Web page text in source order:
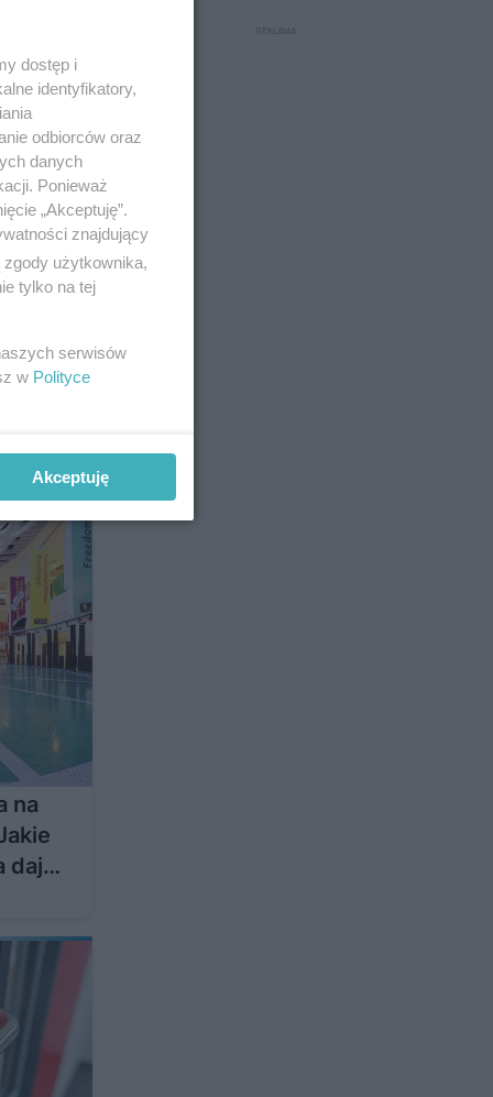
na
daje
dostęp i
identyfikatory,
odbiorców oraz
danych
Ponieważ
„Akceptuję”.
znajdujący
użytkownika,
tylko na tej
serwisów
w Polityce
Akceptuję